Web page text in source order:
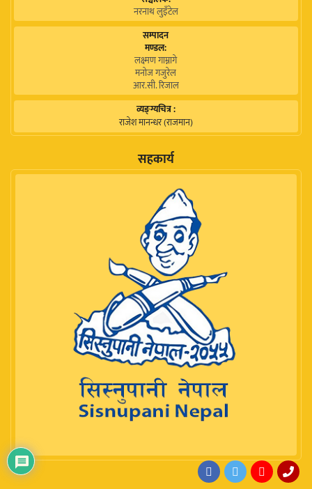
नरनाथ लुइँटेल
सम्पादन
मण्डल:
लक्ष्मण गाम्नागे
मनोज गजुरेल
आर.सी. रिजाल
व्यङ्ग्यचित्र :
राजेश मानन्धर (राजमान)
सहकार्य